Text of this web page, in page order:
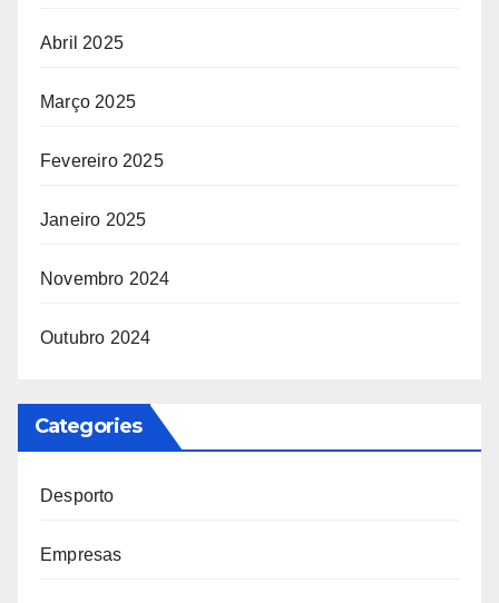
Abril 2025
Março 2025
Fevereiro 2025
Janeiro 2025
Novembro 2024
Outubro 2024
Categories
Desporto
Empresas